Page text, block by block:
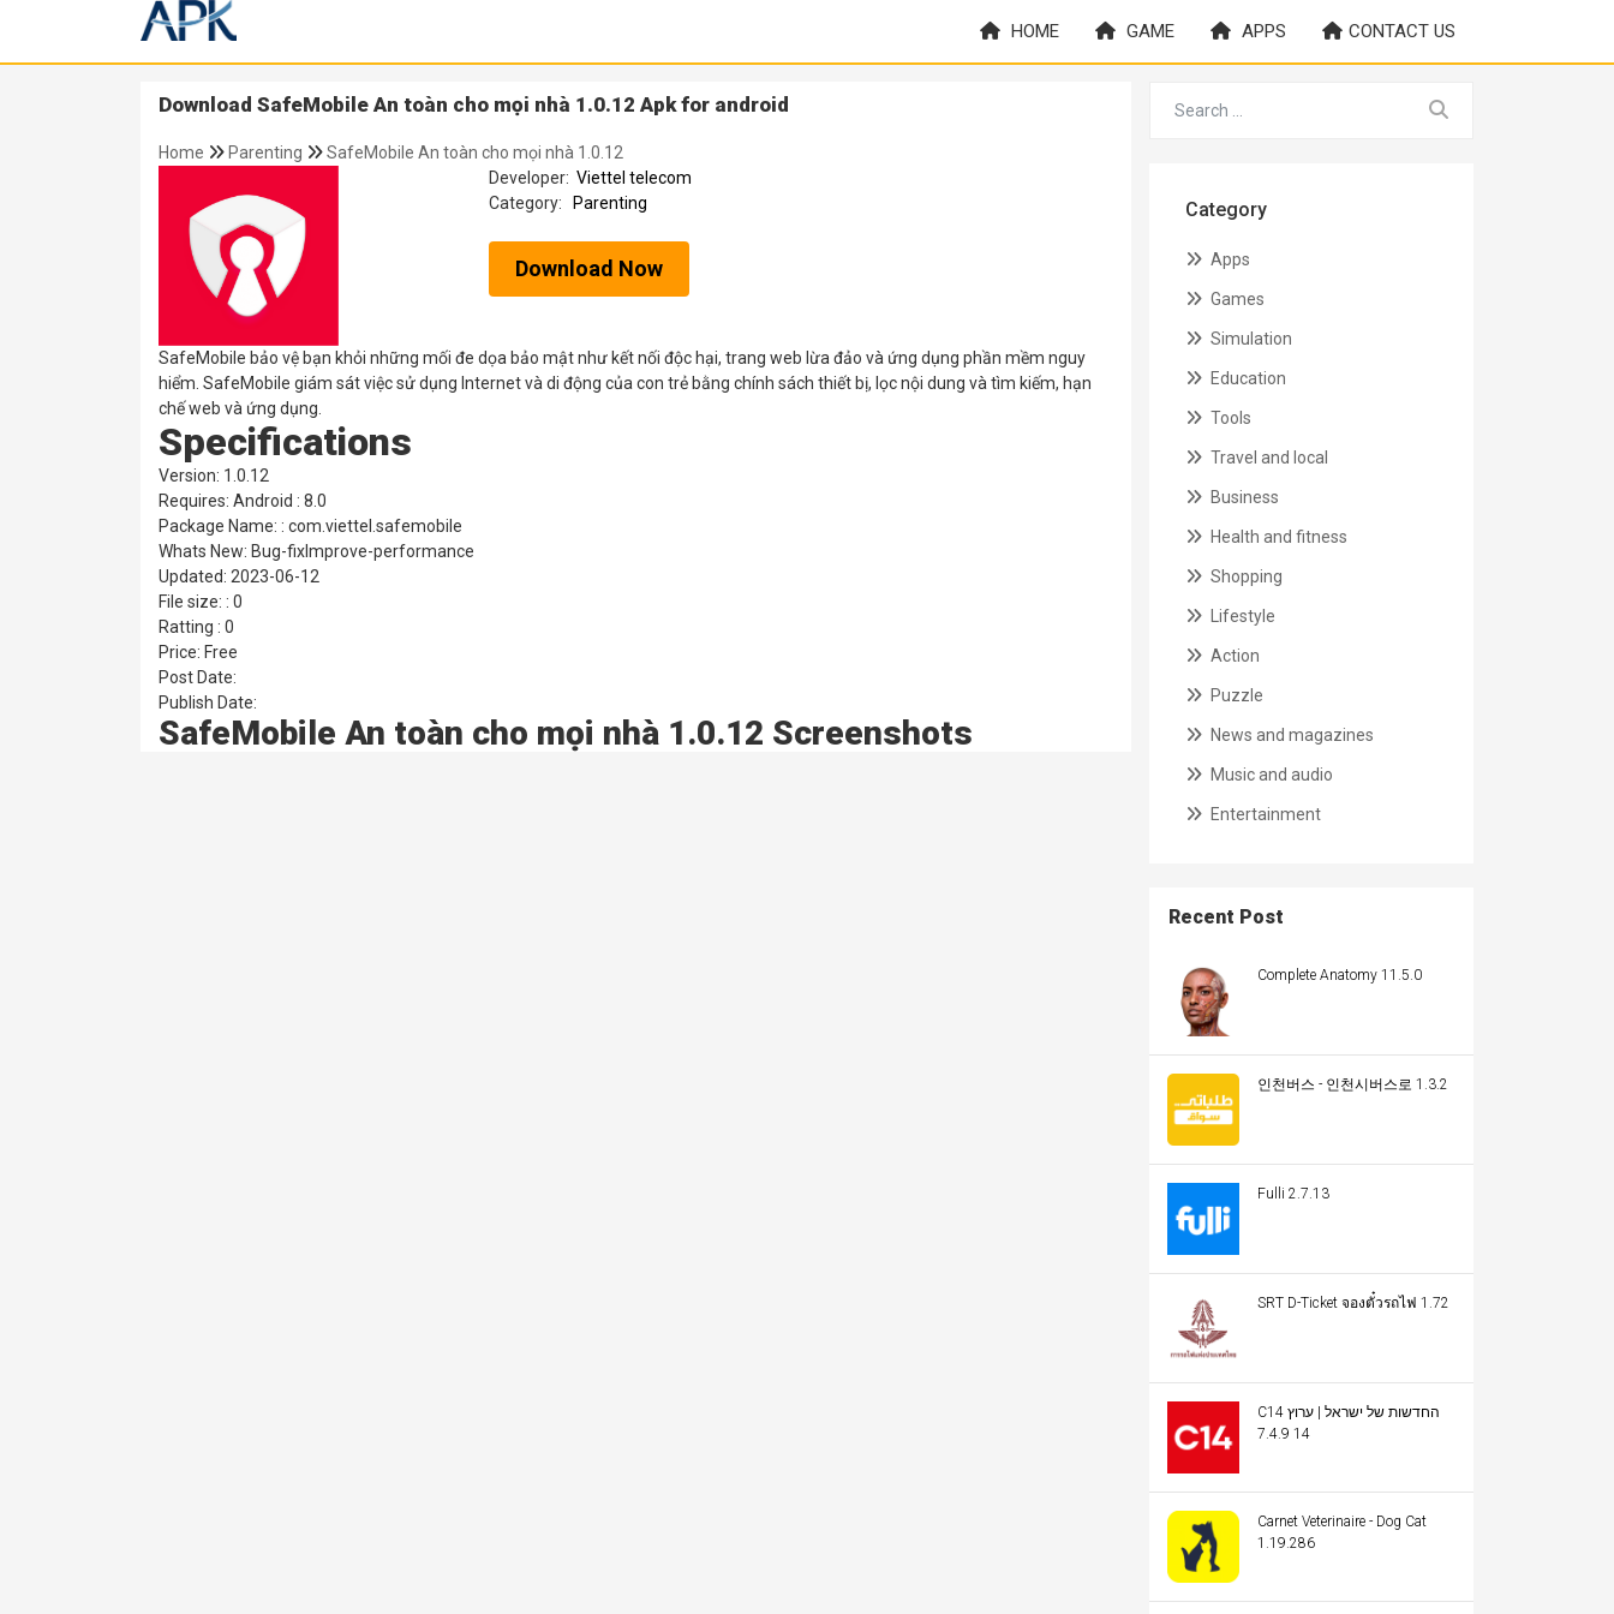
HOME GAME APPS CONTACT US
Download SafeMobile An toàn cho mọi nhà 1.0.12 Apk for android
Home Parenting
SafeMobile An toàn cho mọi nhà 1.0.12
Developer: Viettel telecom
Category:
Parenting
Download Now
SafeMobile bảo vệ bạn khỏi những mối đe dọa bảo mật như kết nối độc hại, trang web lừa đảo và ứng dụng phần mềm nguy
hiểm. SafeMobile giám sát việc sử dụng Internet và di động của con trẻ bằng chính sách thiết bị, lọc nội dung và tìm kiếm, hạn
chế web và ứng dụng.
Specifications
Version: 1.0.12
Requires: Android : 8.0
Package Name: : com.viettel.safemobile
Whats New: Bug-fixImprove-performance
Updated: 2023-06-12
File size: : 0
Ratting : 0
Price: Free
Post Date:
Publish Date:
SafeMobile An toàn cho mọi nhà 1.0.12 Screenshots
Category
Apps
Games
Simulation
Education
Tools
Travel and local
Business
Health and fitness
Shopping
Lifestyle
Action
Puzzle
News and magazines
Music and audio
Entertainment
Recent Post
Complete Anatomy 11.5.0
인천버스 - 인천시버스로 1.3.2
Fulli 2.7.13
SRT D-Ticket จองตั๋วรถไฟ 1.72
C14 החדשות של ישראל | ערוץ
14 7.4.9
Carnet Veterinaire - Dog Cat
1.19.286